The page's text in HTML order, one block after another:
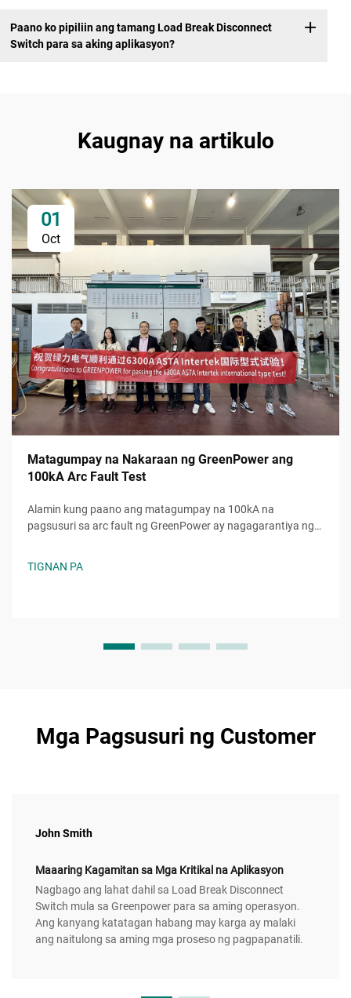
Paano ko pipiliin ang tamang Load Break Disconnect
Switch para sa aking aplikasyon?
Kaugnay na artikulo
01
Oct
Matagumpay na Nakaraan ng GreenPower ang
100kA Arc Fault Test
Alamin kung paano ang matagumpay na 100kA na
pagsusuri sa arc fault ng GreenPower ay nagagarantiya ng
TIGNAN PA
Mga Pagsusuri ng Customer
John Smith
Maaaring Kagamitan sa Mga Kritikal na Aplikasyon
Nagbago ang lahat dahil sa Load Break Disconnect
Switch mula sa Greenpower para sa aming operasyon.
Ang kanyang katatagan habang may karga ay malaki
ang naitulong sa aming mga proseso ng pagpapanatili.